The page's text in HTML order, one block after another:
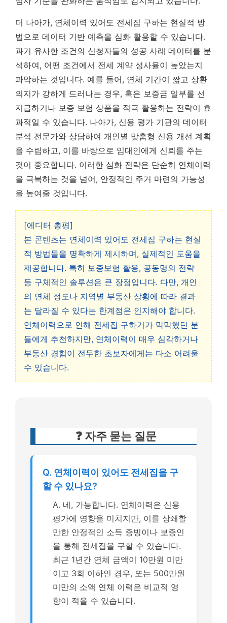
더 나아가, 연체이력 있어도 전세집 구하는 현실적 방
법으로 데이터 기반 예측을 심화 활용할 수 있습니다.
과거 유사한 조건의 신청자들의 성공 사례 데이터를 분
석하여, 어떤 조건에서 전세 계약 성사율이 높았는지
파악하는 것입니다. 예를 들어, 연체 기간이 짧고 상환
의지가 강하게 드러나는 경우, 혹은 보증금 일부를 선
지급하거나 보증 보험 상품을 적극 활용하는 전략이 효
과적일 수 있습니다. 나아가, 신용 평가 기관의 데이터
분석 전문가와 상담하여 개인별 맞춤형 신용 개선 계획
을 수립하고, 이를 바탕으로 임대인에게 신뢰를 주는
것이 중요합니다. 이러한 심화 전략은 단순히 연체이력
을 극복하는 것을 넘어, 안정적인 주거 마련의 가능성
을 높여줄 것입니다.
[에디터 총평]
본 콘텐츠는 연체이력 있어도 전세집 구하는 현실
적 방법들을 명확하게 제시하며, 실제적인 도움을
제공합니다. 특히 보증보험 활용, 공동명의 전략
등 구체적인 솔루션은 큰 장점입니다. 다만, 개인
의 연체 정도나 지역별 부동산 상황에 따라 결과
는 달라질 수 있다는 한계점은 인지해야 합니다.
연체이력으로 인해 전세집 구하기가 막막했던 분
들에게 추천하지만, 연체이력이 매우 심각하거나
부동산 경험이 전무한 초보자에게는 다소 어려울
수 있습니다.
❓ 자주 묻는 질문
Q. 연체이력이 있어도 전세집을 구
할 수 있나요?
A. 네, 가능합니다. 연체이력은 신용
평가에 영향을 미치지만, 이를 상쇄할
만한 안정적인 소득 증빙이나 보증인
을 통해 전세집을 구할 수 있습니다.
최근 1년간 연체 금액이 10만원 미만
이고 3회 이하인 경우, 또는 500만원
미만의 소액 연체 이력은 비교적 영
향이 적을 수 있습니다.